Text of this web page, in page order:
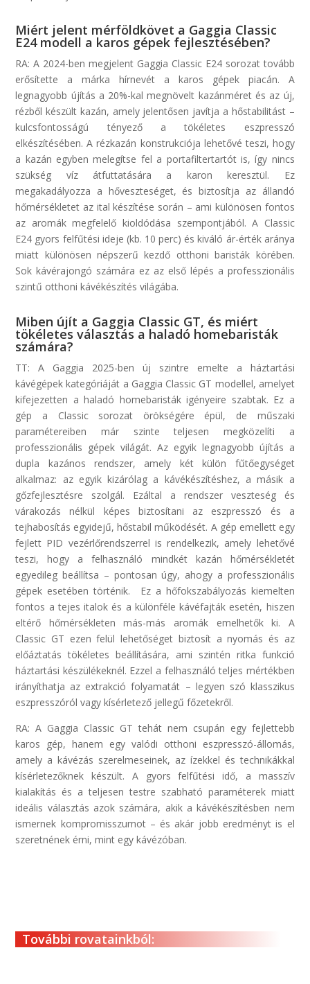
Miért jelent mérföldkövet a Gaggia Classic
E24 modell a karos gépek fejlesztésében?
RA:A 2024-ben megjelent Gaggia Classic E24 sorozat tovább
erősítette a márka hírnevét a karos gépek piacán. A
legnagyobb újítás a 20%-kal megnövelt kazánméret és az új,
rézből készült kazán, amely jelentősen javítja a hőstabilitást –
kulcsfontosságú tényező a tökéletes eszpresszó
elkészítésében. A rézkazán konstrukciója lehetővé teszi, hogy
a kazán egyben melegítse fel a portafiltertartót is, így nincs
szükség víz átfuttatására a karon keresztül. Ez
megakadályozza a hőveszteséget, és biztosítja az állandó
hőmérsékletet az ital készítése során – ami különösen fontos
az aromák megfelelő kioldódása szempontjából. A Classic
E24 gyors felfűtési ideje (kb. 10 perc) és kiváló ár-érték aránya
miatt különösen népszerű kezdő otthoni baristák körében.
Sok kávérajongó számára ez az első lépés a professzionális
szintű otthoni kávékészítés világába.
Miben újít a Gaggia Classic GT, és miért
tökéletes választás a haladó homebaristák
számára?
TT: A Gaggia 2025-ben új szintre emelte a háztartási
kávégépek kategóriáját a Gaggia Classic GT modellel, amelyet
kifejezetten a haladó homebaristák igényeire szabtak. Ez a
gép a Classic sorozat örökségére épül, de műszaki
paramétereiben már szinte teljesen megközelíti a
professzionális gépek világát. Az egyik legnagyobb újítás a
dupla kazános rendszer, amely két külön fűtőegységet
alkalmaz: az egyik kizárólag a kávékészítéshez, a másik a
gőzfejlesztésre szolgál. Ezáltal a rendszer veszteség és
várakozás nélkül képes biztosítani az eszpresszó és a
tejhabosítás egyidejű, hőstabil működését. A gép emellett egy
fejlett PID vezérlőrendszerrel is rendelkezik, amely lehetővé
teszi, hogy a felhasználó mindkét kazán hőmérsékletét
egyedileg beállítsa – pontosan úgy, ahogy a professzionális
gépek esetében történik. Ez a hőfokszabályozás kiemelten
fontos a tejes italok és a különféle kávéfajták esetén, hiszen
eltérő hőmérsékleten más-más aromák emelhetők ki. A
Classic GT ezen felül lehetőséget biztosít a nyomás és az
előáztatás tökéletes beállítására, ami szintén ritka funkció
háztartási készülékeknél. Ezzel a felhasználó teljes mértékben
irányíthatja az extrakció folyamatát – legyen szó klasszikus
eszpresszóról vagy kísérletező jellegű főzetekről.
RA: A Gaggia Classic GT tehát nem csupán egy fejlettebb
karos gép, hanem egy valódi otthoni eszpresszó-állomás,
amely a kávézás szerelmeseinek, az ízekkel és technikákkal
kísérletezőknek készült. A gyors felfűtési idő, a masszív
kialakítás és a teljesen testre szabható paraméterek miatt
ideális választás azok számára, akik a kávékészítésben nem
ismernek kompromisszumot – és akár jobb eredményt is el
szeretnének érni, mint egy kávézóban.
További rovatainkból: